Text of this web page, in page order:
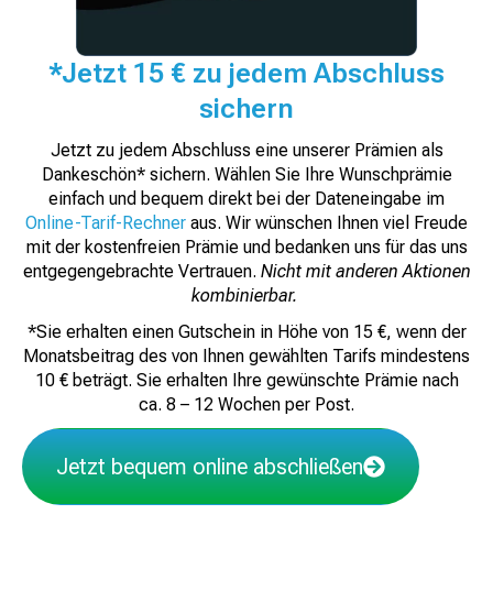
*Jetzt 15 € zu jedem Abschluss
sichern
Jetzt zu jedem Abschluss eine unserer Prämien als
Dankeschön* sichern. Wählen Sie Ihre Wunschprämie
einfach und bequem direkt bei der Dateneingabe im
Online-Tarif-Rechner aus. Wir wünschen Ihnen viel Freude
mit der kostenfreien Prämie und bedanken uns für das uns
entgegengebrachte Vertrauen. Nicht mit anderen Aktionen
kombinierbar.
*Sie erhalten einen Gutschein in Höhe von 15 €, wenn der
Monatsbeitrag des von Ihnen gewählten Tarifs mindestens
10 € beträgt. Sie erhalten Ihre gewünschte Prämie nach
ca. 8 – 12 Wochen per Post.
Jetzt bequem online abschließen